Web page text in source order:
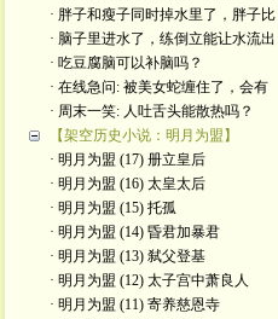
· 胖子和瘦子同时掉水里了，胖子比
· 脑子里进水了，练倒立能让水流出
· 吃豆腐脑可以补脑吗？
· 在线急问: 被美女蛇缠住了，会有
· 周末一笑: 人吐舌头能散热吗？
【架空历史小说：明月为盟】
· 明月为盟 (17) 册立皇后
· 明月为盟 (16) 太皇太后
· 明月为盟 (15) 托孤
· 明月为盟 (14) 昏君加暴君
· 明月为盟 (13) 弑父登基
· 明月为盟 (12) 太子宫中萧良人
· 明月为盟 (11) 寄养慈恩寺